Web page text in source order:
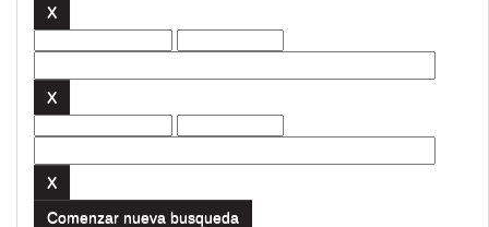
Comenzar nueva busqueda